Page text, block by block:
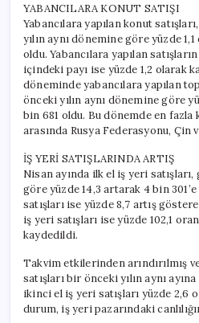
YABANCILARA KONUT SATIŞI
Yabancılara yapılan konut
yılın aynı dönemine göre yüzde
oldu. Yabancılara yapılan
içindeki payı ise yüzde 1,2 olarak
döneminde yabancılara yapılan
önceki yılın aynı dönemine göre
bin 681 oldu. Bu dönemde en fazla
arasında Rusya Federasyonu, Çin
İŞ YERİ SATIŞLARINDA ARTIŞ
Nisan ayında ilk el iş yeri satışları,
göre yüzde 14,3 artarak 4 bin
satışları ise yüzde 8,7 artış
iş yeri satışları ise yüzde 102,1
kaydedildi.
Takvim etkilerinden arındırılmış
satışları bir önceki yılın aynı
ikinci el iş yeri satışları yüzde 2,6
durum, iş yeri pazarındaki